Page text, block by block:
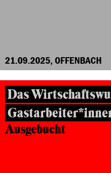
21.09.2025, OFFENBACH
Das
Ausgebucht